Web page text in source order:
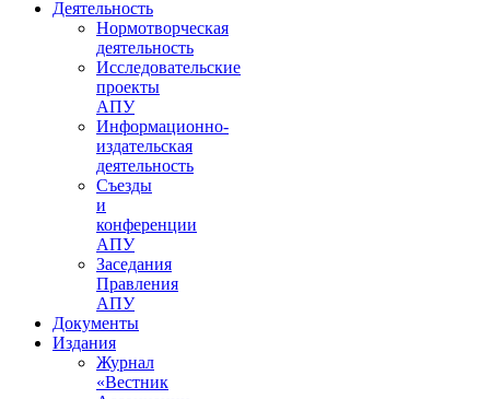
Деятельность
Нормотворческая
деятельность
Исследовательские
проекты
АПУ
Информационно-
издательская
деятельность
Съезды
и
конференции
АПУ
Заседания
Правления
АПУ
Документы
Издания
Журнал
«Вестник